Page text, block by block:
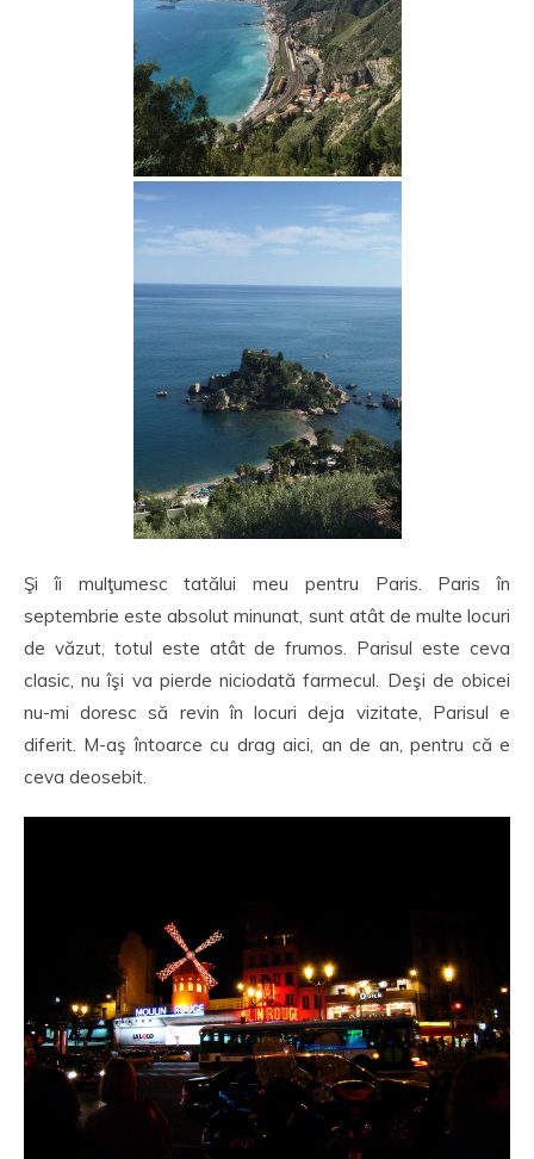
Şi îi mulţumesc tatălui meu pentru Paris. Paris în
septembrie este absolut minunat, sunt atât de multe locuri
de văzut, totul este atât de frumos. Parisul este ceva
clasic, nu îşi va pierde niciodată farmecul. Deşi de obicei
nu-mi doresc să revin în locuri deja vizitate, Parisul e
diferit. M-aş întoarce cu drag aici, an de an, pentru că e
ceva deosebit.